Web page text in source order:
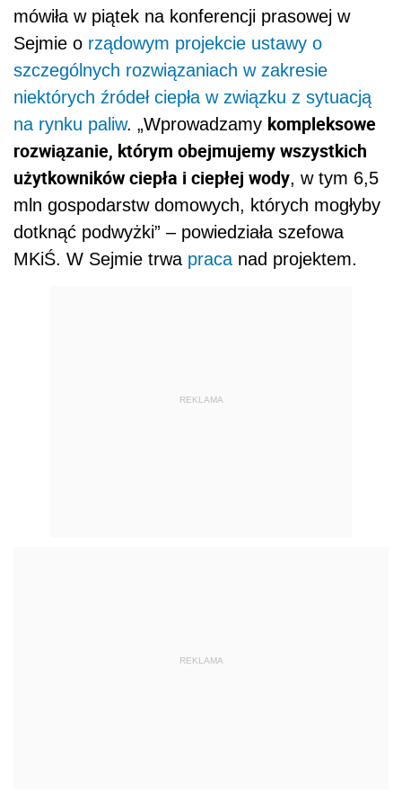
mówiła w piątek na konferencji prasowej w
Sejmie o rządowym projekcie ustawy o
szczególnych rozwiązaniach w zakresie
niektórych źródeł ciepła w związku z sytuacją
na rynku paliw. „Wprowadzamy kompleksowe
rozwiązanie, którym obejmujemy wszystkich
użytkowników ciepła i ciepłej wody, w tym 6,5
mln gospodarstw domowych, których mogłyby
dotknąć podwyżki” – powiedziała szefowa
MKiŚ. W Sejmie trwa praca nad projektem.
REKLAMA
REKLAMA